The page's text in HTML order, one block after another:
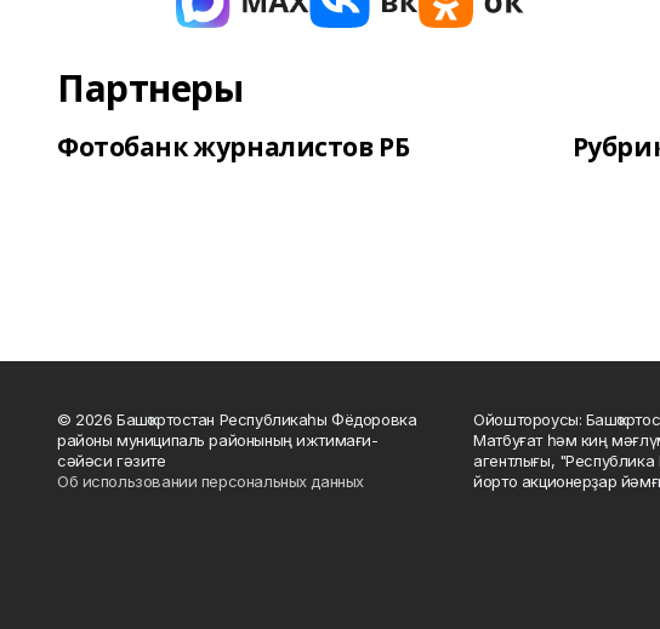
Партнеры
Фотобанк журналистов РБ
© 2026 Башҡортостан Республикаһы Фёдоровка
районы муниципаль районының ижтимағи-
сәйәси гәзите
Об использовании персональных данных
Ойоштороусы:
Матбуғат һәм киң
агентлығы,
йорто акционерҙар